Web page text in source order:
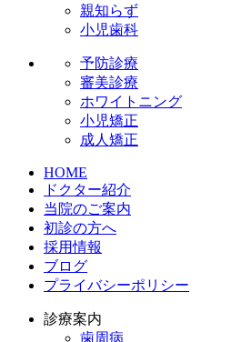
親知らず
小児歯科
予防診療
審美診療
ホワイトニング
小児矯正
成人矯正
HOME
ドクター紹介
当院のご案内
初診の方へ
採用情報
ブログ
プライバシーポリシー
診療案内
歯周病